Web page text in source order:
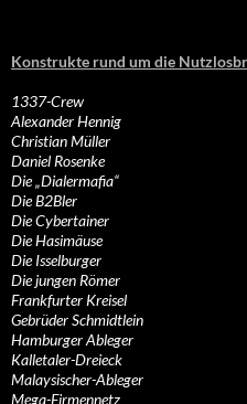
Konstrukte rund um die
1337-Crew
Alexander Hennig
Christian Müller
Daniel Rosenke
Die „Dialermafia“
Die B2Bler
Die Cybertainer
Die Hasimäuse
Die Isselburger
Die jungen Römer
Frankfurter Kreisel
Gebrüder Schmidtlein
Hamburger Ableger
Kalletaler-Dreieck
Malaysischer-Ableger
Mega-Firmennetz